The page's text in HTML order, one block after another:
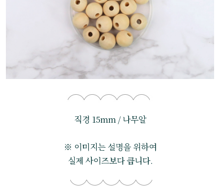
직경 15mm / 나무알
※ 이미지는 설명을 위하여
실제 사이즈보다 큽니다.